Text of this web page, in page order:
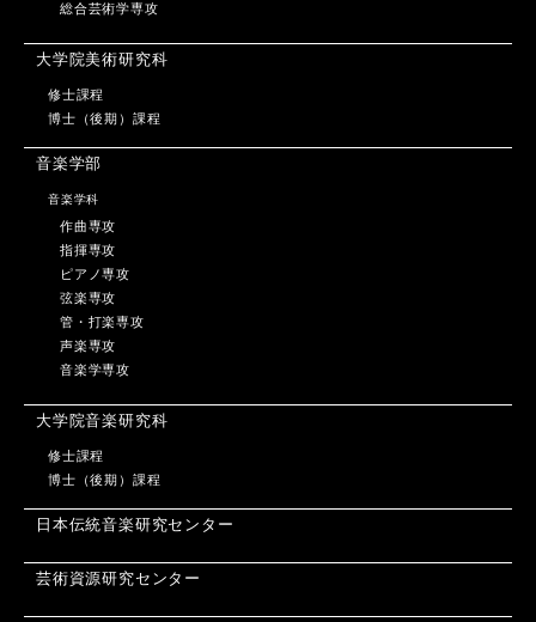
総合芸術学専攻
大学院美術研究科
修士課程
博士（後期）課程
音楽学部
音楽学科
作曲専攻
指揮専攻
ピアノ専攻
弦楽専攻
管・打楽専攻
声楽専攻
音楽学専攻
大学院音楽研究科
修士課程
博士（後期）課程
日本伝統音楽研究センター
芸術資源研究センター